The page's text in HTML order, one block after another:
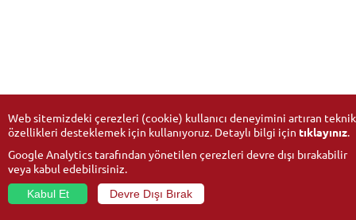
Web sitemizdeki çerezleri (cookie) kullanıcı deneyimini artıran teknik
özellikleri desteklemek için kullanıyoruz. Detaylı bilgi için tıklayınız.
Google Analytics tarafından yönetilen çerezleri devre dışı bırakabilir
veya kabul edebilirsiniz.
Kabul Et
Devre Dışı Bırak
© 2026Anadolu Üniversitesi- Tüm hakları saklıdır.